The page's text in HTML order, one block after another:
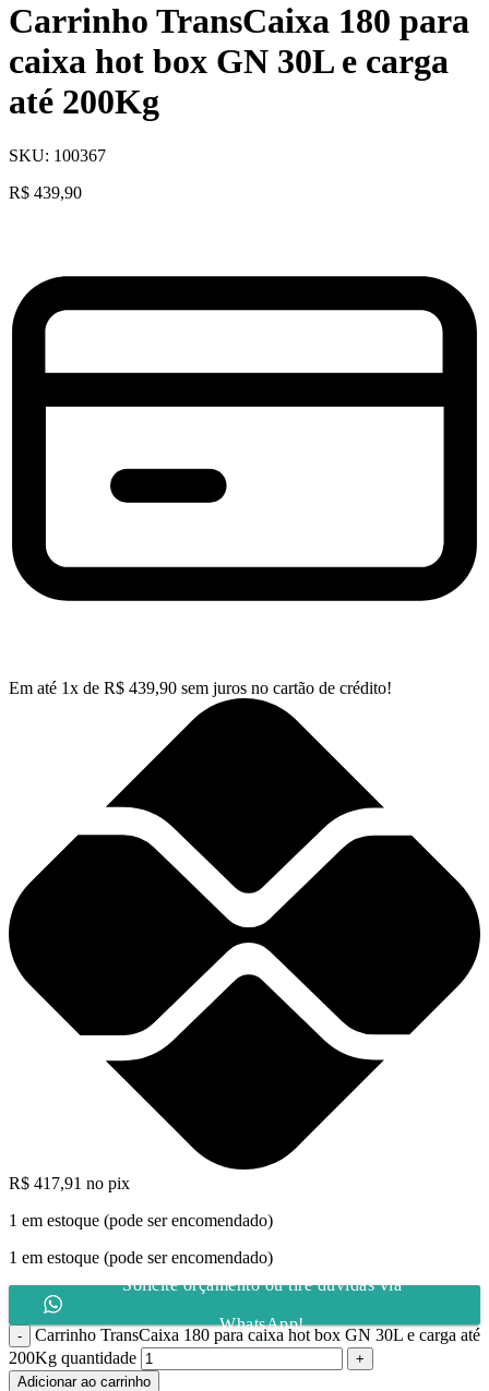
Carrinho TransCaixa 180 para
caixa hot box GN 30L e carga
até 200Kg
SKU: 100367
R$ 439,90
Em até 1x de R$ 439,90 sem juros no cartão de crédito!
R$ 417,91 no pix
1 em estoque (pode ser encomendado)
1 em estoque (pode ser encomendado)
Solicite orçamento ou tire dúvidas via
WhatsApp!
Carrinho TransCaixa 180 para caixa hot box GN 30L e carga até
200Kg quantidade
Adicionar ao carrinho